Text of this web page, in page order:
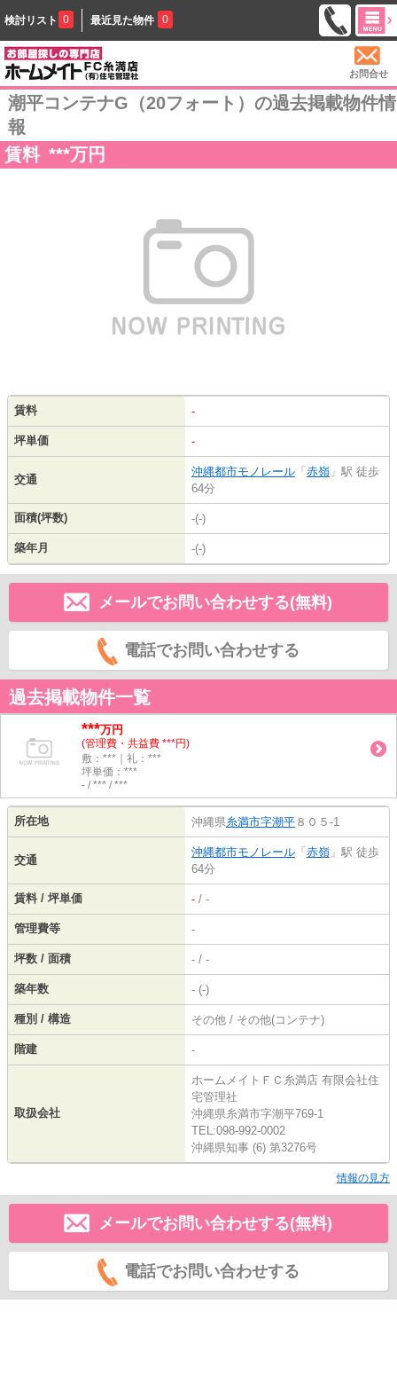
検討リスト 0 最近見た物件 0
お問合せ
潮平コンテナG（20フォート）の過去掲載物件情
報
賃料 ***万円
賃料 -
坪単価 -
交通
沖縄都市モノレール 「 赤嶺 」駅 徒歩
64分
面積(坪数) -(-)
築年月 -(-)
メールでお問い合わせする(無料)
電話でお問い合わせする
過去掲載物件一覧
***万円
(管理費・共益費 ***円)
敷：***｜礼：***
坪単価：***
- / *** / ***
所在地 沖縄県糸満市字潮平 ８０５-1
交通
沖縄都市モノレール 「 赤嶺 」駅 徒歩
64分
賃料 / 坪単価 - / -
管理費等 -
坪数 / 面積 - / -
築年数 - (-)
種別 / 構造 その他 / その他(コンテナ)
階建 -
取扱会社
ホームメイトＦＣ糸満店 有限会社住
宅管理社
沖縄県糸満市字潮平769-1
TEL:098-992-0002
沖縄県知事 (6) 第3276号
情報の見方
メールでお問い合わせする(無料)
電話でお問い合わせする